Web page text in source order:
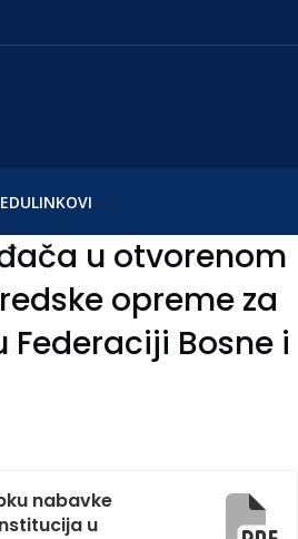
LINKOVI
u otvorenom
opreme za
Bosne i
nabavke
u